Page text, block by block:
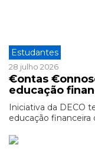
Estudantes
28 julho 2026
€ontas
educação
Iniciativa da DECO
educação financeira